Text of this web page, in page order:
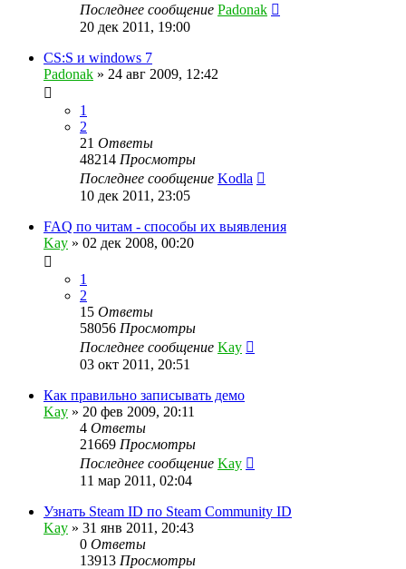
Последнее сообщение Padonak
20 дек 2011, 19:00
CS:S и windows 7
Padonak » 24 авг 2009, 12:42
1
2
21 Ответы
48214 Просмотры
Последнее сообщение Kodla
10 дек 2011, 23:05
FAQ по читам - способы их выявления
Kay » 02 дек 2008, 00:20
1
2
15 Ответы
58056 Просмотры
Последнее сообщение Kay
03 окт 2011, 20:51
Как правильно записывать демо
Kay » 20 фев 2009, 20:11
4 Ответы
21669 Просмотры
Последнее сообщение Kay
11 мар 2011, 02:04
Узнать Steam ID по Steam Community ID
Kay » 31 янв 2011, 20:43
0 Ответы
13913 Просмотры